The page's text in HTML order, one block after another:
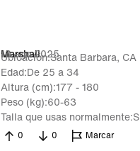
Marshall
13 ago 2025
Ubicación Santa Barbara, CA
Edad De 25 a 34
Altura (cm) 177 - 180
Peso (kg) 60-63
Talla que usas normalmente S
0 0 Marcar